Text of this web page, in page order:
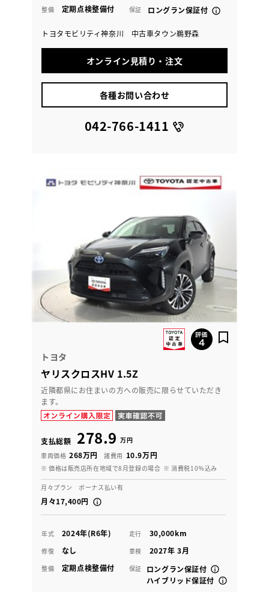
整備 定期点検整備付 保証 ロングラン保証付
トヨタモビリティ神奈川 中古車タウン鵜野森
オンライン見積り・注文
各種お問い合わせ
042-766-1411
トヨタ
ヤリスクロスHV 1.5Z
近隣都県にお住まいの方への販売に限らせていただき
ます。
支払総額 278.9 万円
車両価格 268万円 諸費用 10.9万円
※ 価格は販売店所在地域で8月登録の場合 ※ 消費税10％込み
月々プラン ボーナス払い有
月々17,400円
年式 2024年(R6年) 走行 30,000km
修復 なし 車検 2027年 3月
整備 定期点検整備付 保証
ロングラン保証付
ハイブリッド保証付